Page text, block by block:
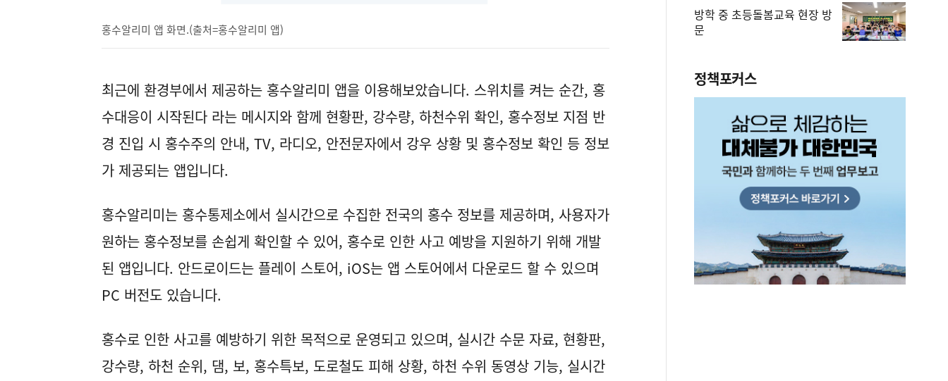
홍수알리미 앱 화면.(출처=홍수알리미 앱)
최근에 환경부에서 제공하는 홍수알리미 앱을 이용해보았습니다. 스위치를 켜는 순간, 홍
수대응이 시작된다 라는 메시지와 함께 현황판, 강수량, 하천수위 확인, 홍수정보 지점 반
경 진입 시 홍수주의 안내, TV, 라디오, 안전문자에서 강우 상황 및 홍수정보 확인 등 정보
가 제공되는 앱입니다.
홍수알리미는 홍수통제소에서 실시간으로 수집한 전국의 홍수 정보를 제공하며, 사용자가
원하는 홍수정보를 손쉽게 확인할 수 있어, 홍수로 인한 사고 예방을 지원하기 위해 개발
된 앱입니다. 안드로이드는 플레이 스토어, iOS는 앱 스토어에서 다운로드 할 수 있으며
PC 버전도 있습니다.
홍수로 인한 사고를 예방하기 위한 목적으로 운영되고 있으며, 실시간 수문 자료, 현황판,
강수량, 하천 순위, 댐, 보, 홍수특보, 도로철도 피해 상황, 하천 수위 동영상 기능, 실시간
방학 중 초등돌봄교육 현장 방
문
정책포커스